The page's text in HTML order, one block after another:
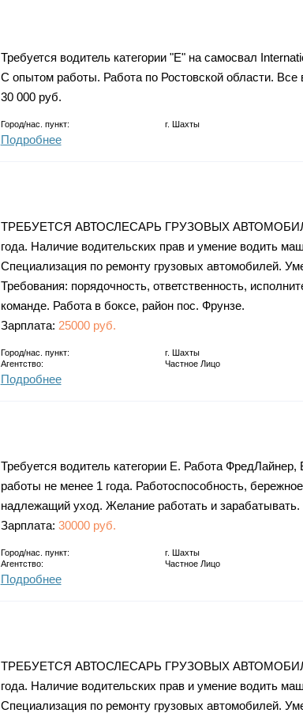
Требуется водитель категории "Е" на самосвал
С опытом работы. Работа по Ростовской области.
30 000 руб.
Город/нас. пункт: г. Шахты
Подробнее
ТРЕБУЕТСЯ АВТОСЛЕСАРЬ ГРУЗОВЫХ
года. Наличие водительских прав и умение водить
Специализация по ремонту грузовых автомобилей.
Требования: порядочность, ответственность,
команде. Работа в боксе, район пос. Фрунзе.
Зарплата: 25000 руб.
Город/нас. пункт: г. Шахты
Агентство:
Частное Лицо
Подробнее
Требуется водитель категории Е. Работа
работы не менее 1 года. Работоспособность,
надлежащий уход. Желание работать и зарабатывать.
Зарплата: 30000 руб.
Город/нас. пункт: г. Шахты
Агентство:
Частное Лицо
Подробнее
ТРЕБУЕТСЯ АВТОСЛЕСАРЬ ГРУЗОВЫХ
года. Наличие водительских прав и умение водить
Специализация по ремонту грузовых автомобилей.